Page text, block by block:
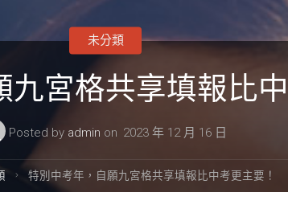
宮格共享填報比
Posted by admin on 2023 年 12 月 16 日
未分類
特別中考年，自願九宮格共享填報比中考更主要！